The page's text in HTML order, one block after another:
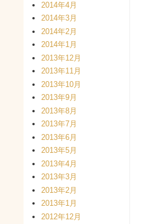
2014年4月
2014年3月
2014年2月
2014年1月
2013年12月
2013年11月
2013年10月
2013年9月
2013年8月
2013年7月
2013年6月
2013年5月
2013年4月
2013年3月
2013年2月
2013年1月
2012年12月